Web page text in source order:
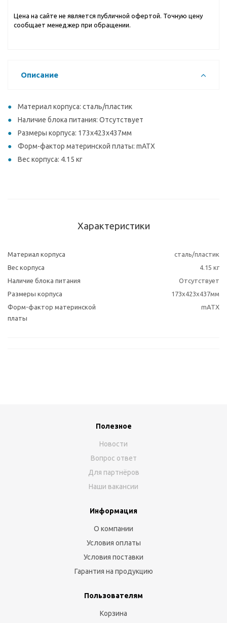
Цена на сайте не является публичной офертой. Точную цену
сообщает менеджер при обращении.
Описание
Материал корпуса: сталь/пластик
Наличие блока питания: Отсутствует
Размеры корпуса: 173x423x437мм
Форм-фактор материнской платы: mATX
Вес корпуса: 4.15 кг
Характеристики
Материал корпуса
сталь/пластик
Вес корпуса
4.15 кг
Наличие блока питания
Отсутствует
Размеры корпуса
173x423x437мм
Форм-фактор материнской
платы
mATX
Полезное
Новости
Вопрос ответ
Для партнёров
Наши вакансии
Информация
О компании
Условия оплаты
Условия поставки
Гарантия на продукцию
Пользователям
Корзина